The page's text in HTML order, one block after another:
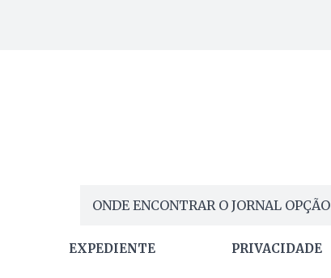
ONDE ENCONTRAR O JORNAL OPÇÃO
EXPEDIENTE PRIVACIDADE